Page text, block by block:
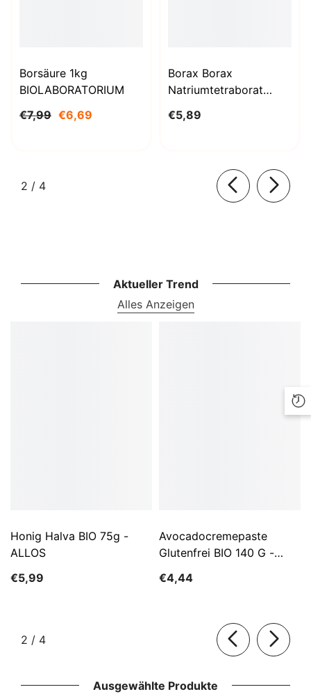
Borsäure 1kg
BIOLABORATORIUM
€7,99 €6,69
Borax Borax
Natriumtetraborat
BioLaboratorium
€5,89
2 / von
4
Aktueller Trend
Alles Anzeigen
Honig Halva BIO 75g -
ALLOS
€5,99
Avocadocremepaste
Glutenfrei BIO 140 G -
€4,44
2 / von
4
Ausgewählte Produkte